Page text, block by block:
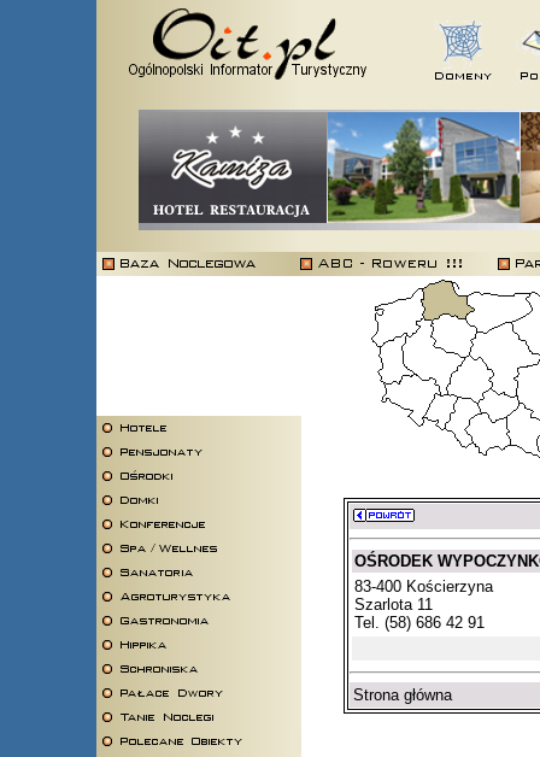
OŚRODEK
83-400 Kościerzyna
Szarlota 11
Tel. (58) 686 42 91
Strona główna